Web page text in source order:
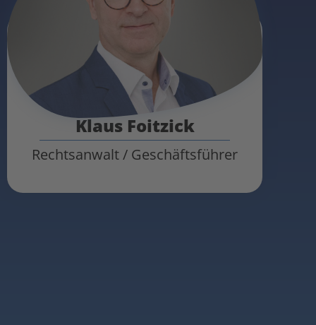
Klaus Foitzick
Rechtsanwalt / Geschäftsführer